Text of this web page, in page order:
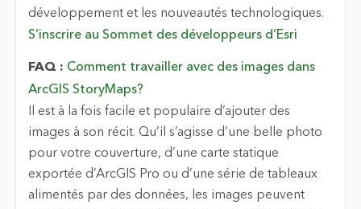
développement et les nouveautés technologiques.
S’inscrire au Sommet des développeurs d’Esri
FAQ : Comment travailler avec des images dans
ArcGIS StoryMaps?
Il est à la fois facile et populaire d’ajouter des
images à son récit. Qu’il s’agisse d’une belle photo
pour votre couverture, d’une carte statique
exportée d’ArcGIS Pro ou d’une série de tableaux
alimentés par des données, les images peuvent